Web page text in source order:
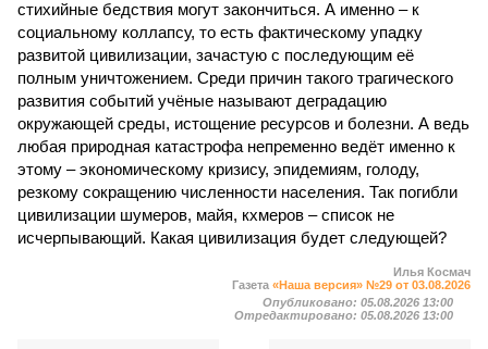
стихийные бедствия могут закончиться. А именно – к
социальному коллапсу, то есть фактическому упадку
развитой цивилизации, зачастую с последующим её
полным уничтожением. Среди причин такого трагического
развития событий учёные называют деградацию
окружающей среды, истощение ресурсов и болезни. А ведь
любая природная катастрофа непременно ведёт именно к
этому – экономическому кризису, эпидемиям, голоду,
резкому сокращению численности населения. Так погибли
цивилизации шумеров, майя, кхмеров – список не
исчерпывающий. Какая цивилизация будет следующей?
Илья Космач
Газета «Наша версия» №29 от 03.08.2026
Опубликовано: 05.08.2026 13:00
Отредактировано: 05.08.2026 13:00